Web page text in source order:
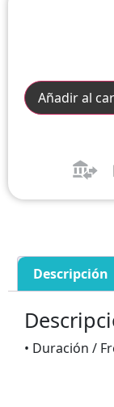
Añadir al
Descripción
• Duración /